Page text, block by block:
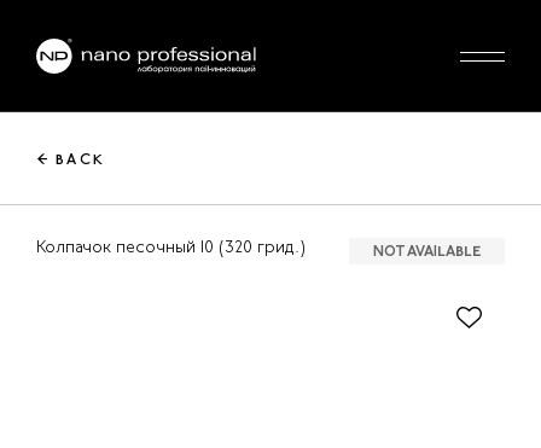
← BACK
Колпачок песочный 10 (320 грид.) NOT AVAILABLE